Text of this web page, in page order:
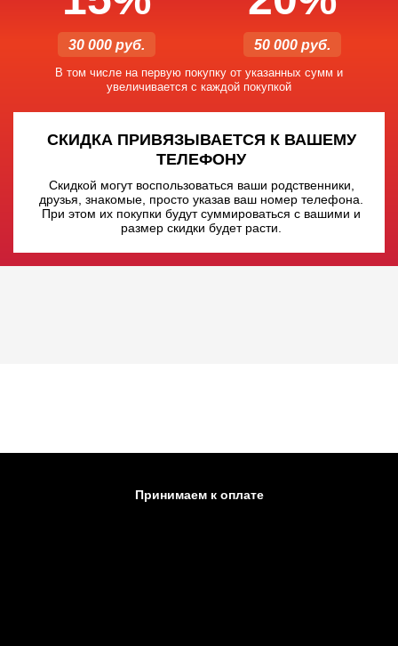
30 000 руб. 50 000 руб.
В том числе на первую покупку от указанных сумм и
увеличивается с каждой покупкой
СКИДКА ПРИВЯЗЫВАЕТСЯ К ВАШЕМУ
ТЕЛЕФОНУ
Скидкой могут воспользоваться ваши родственники,
друзья, знакомые, просто указав ваш номер телефона.
При этом их покупки будут суммироваться с вашими и
размер скидки будет расти.
Принимаем к оплате